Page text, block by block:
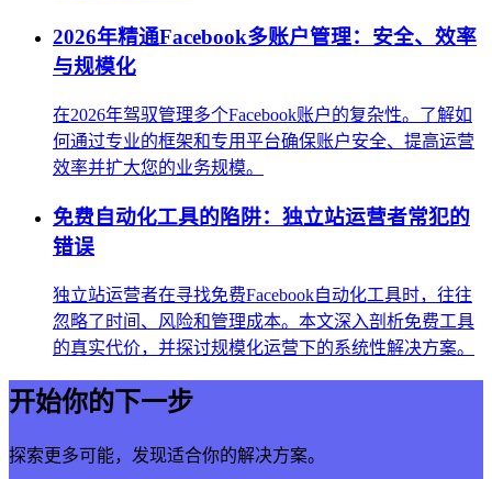
2026年精通Facebook多账户管理：安全、效率
与规模化
在2026年驾驭管理多个Facebook账户的复杂性。了解如
何通过专业的框架和专用平台确保账户安全、提高运营
效率并扩大您的业务规模。
免费自动化工具的陷阱：独立站运营者常犯的
错误
独立站运营者在寻找免费Facebook自动化工具时，往往
忽略了时间、风险和管理成本。本文深入剖析免费工具
的真实代价，并探讨规模化运营下的系统性解决方案。
开始你的下一步
探索更多可能，发现适合你的解决方案。